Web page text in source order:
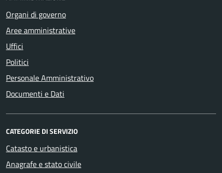
Organi di governo
Aree amministrative
Uffici
Politici
Personale Amministrativo
Documenti e Dati
CATEGORIE DI SERVIZIO
Catasto e urbanistica
Anagrafe e stato civile